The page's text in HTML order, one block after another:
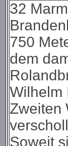
32
750
dem
Wilhelm
Zweiten
Soweit